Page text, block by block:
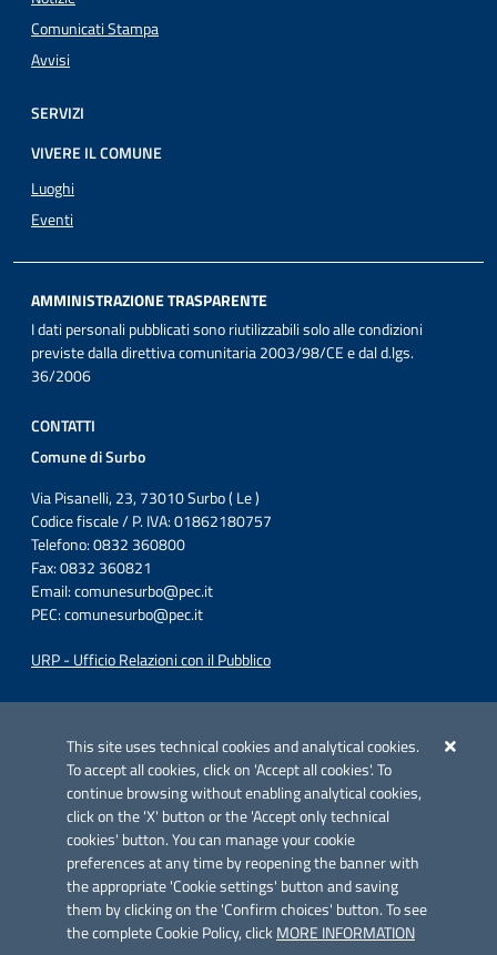
This site uses technical cookies and analytical cookies.
To accept all cookies, click on 'Accept all cookies'. To
continue browsing without enabling analytical cookies,
click on the 'X' button or the 'Accept only technical
cookies' button. You can manage your cookie
preferences at any time by reopening the banner with
the appropriate 'Cookie settings' button and saving
them by clicking on the 'Confirm choices' button. To see
the complete Cookie Policy, clickMORE INFORMATION
Comunicati Stampa
Avvisi
SERVIZI
VIVERE IL COMUNE
Luoghi
Eventi
AMMINISTRAZIONE TRASPARENTE
I dati personali pubblicati sono riutilizzabili solo alle condizioni
previste dalla direttiva comunitaria 2003/98/CE e dal d.lgs.
36/2006
CONTATTI
Comune di Surbo
Via Pisanelli, 23, 73010 Surbo ( Le )
Codice fiscale / P. IVA: 01862180757
Telefono: 0832 360800
Fax: 0832 360821
Email:comunesurbo@pec.it
PEC:comunesurbo@pec.it
URP - Ufficio Relazioni con il Pubblico
Azione 2.3.
Link utili
Informativa privacy